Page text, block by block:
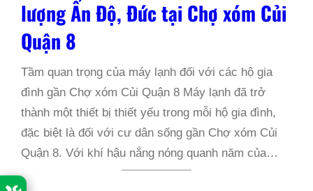
lượng Ấn Độ, Đức tại Chợ xóm Củi
Quận 8
Tầm quan trọng của máy lạnh đối với các hộ gia
đình gần Chợ xóm Củi Quận 8 Máy lạnh đã trở
thành một thiết bị thiết yếu trong mỗi hộ gia đình,
đặc biệt là đối với cư dân sống gần Chợ xóm Củi
Quận 8. Với khí hậu nắng nóng quanh năm của…